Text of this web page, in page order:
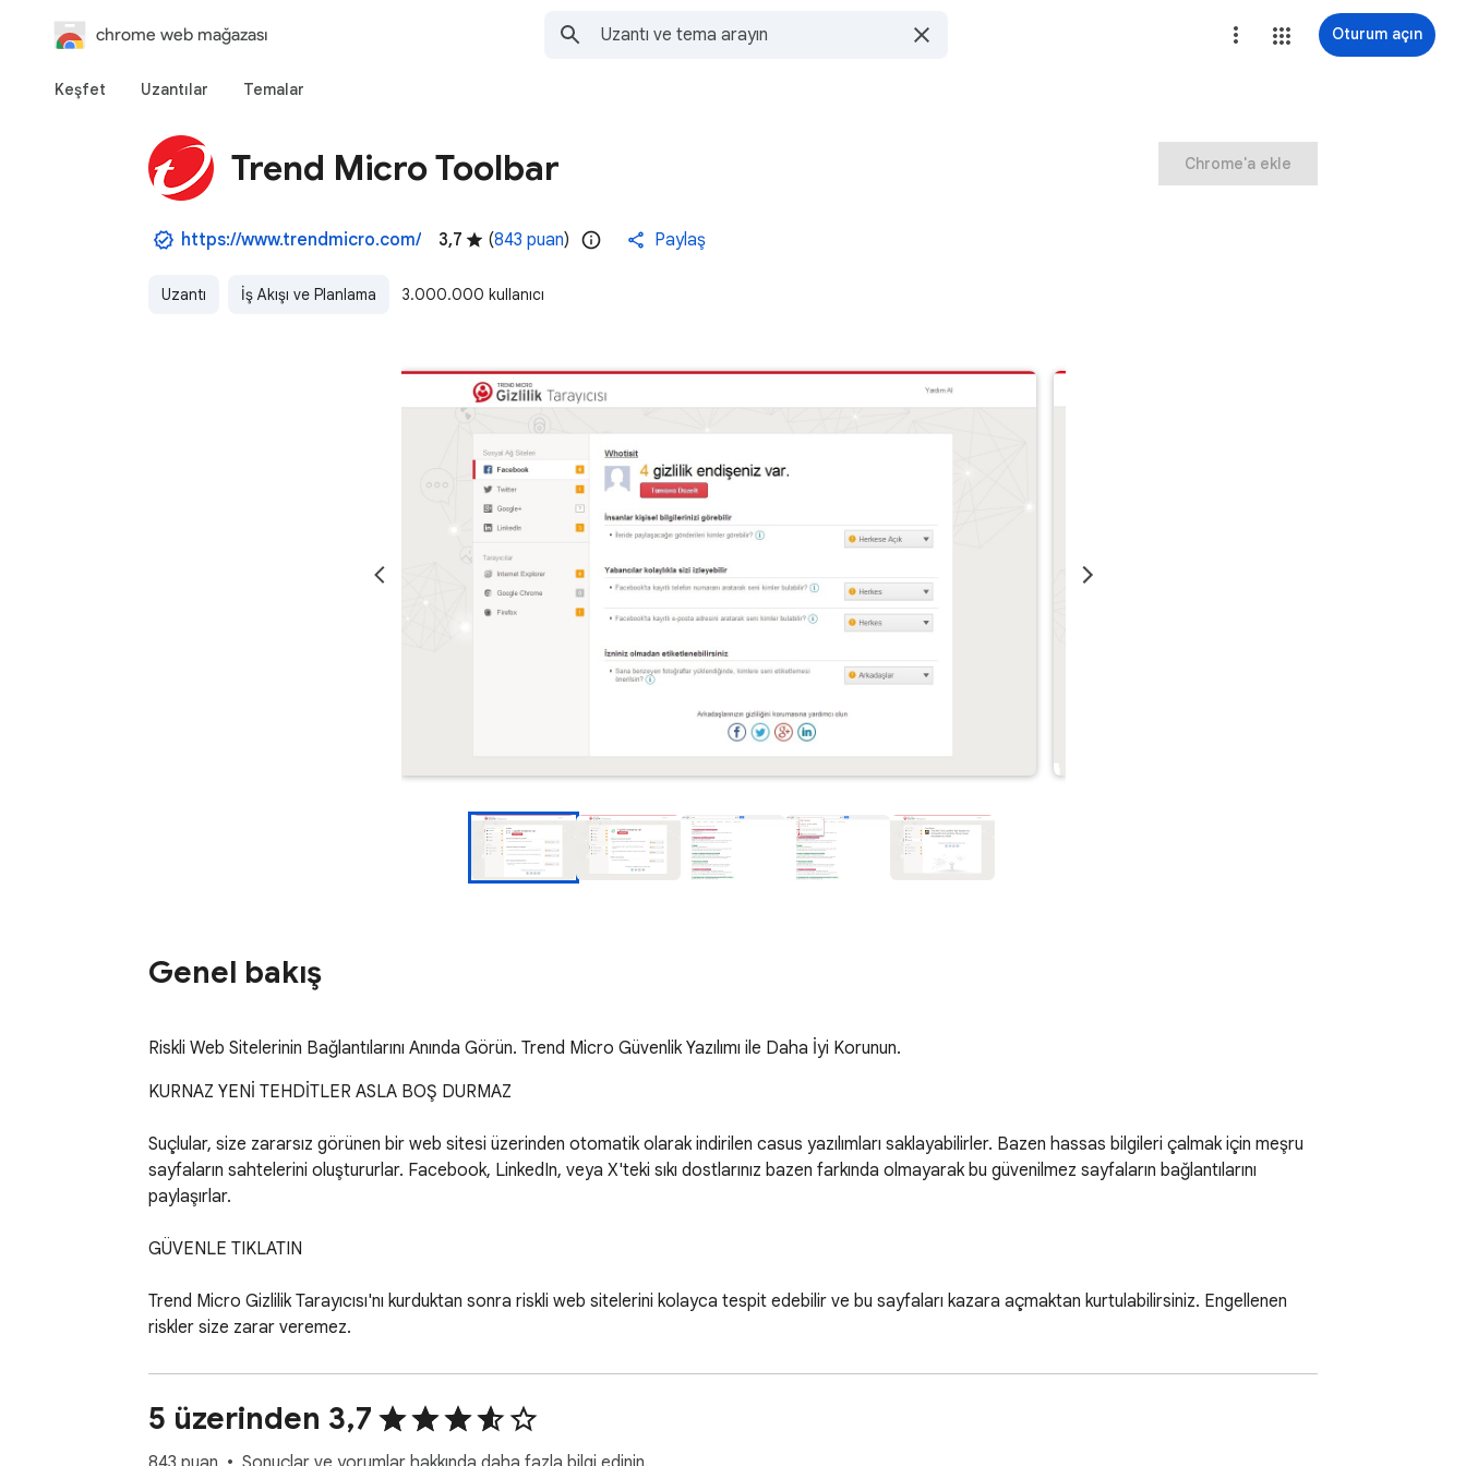
chrome web mağazası Oturum açın
Keşfet Uzantılar Temalar
Trend Micro Toolbar
https://www.trendmicro.com/ 3,7 (843 puan) Paylaş
Uzantı İş Akışı ve Planlama 3.000.000 kullanıcı
Chrome'a ekle
Genel bakış
Riskli Web Sitelerinin Bağlantılarını Anında Görün. Trend Micro Güvenlik Yazılımı ile Daha İyi Korunun.
KURNAZ YENİ TEHDİTLER ASLA BOŞ DURMAZ
Suçlular, size zararsız görünen bir web sitesi üzerinden otomatik olarak indirilen casus yazılımları saklayabilirler. Bazen hassas bilgileri çalmak için meşru
sayfaların sahtelerini oluştururlar. Facebook, LinkedIn, veya X'teki sıkı dostlarınız bazen farkında olmayarak bu güvenilmez sayfaların bağlantılarını
paylaşırlar.
GÜVENLE TIKLATIN
Trend Micro Gizlilik Tarayıcısı'nı kurduktan sonra riskli web sitelerini kolayca tespit edebilir ve bu sayfaları kazara açmaktan kurtulabilirsiniz. Engellenen
riskler size zarar veremez.
NASIL ÇALIŞIR?
Sezgisel renk kodlu güvenlik derecelendirmeleri; Google, Bing, Yahoo ve Baidu gibi popüler arama motorlarından aldıklarını hatasız ve kolay bir şekilde
sonuçlara ekler. Bu derecelendirmeler, hem Microsoft ve Yahoo'dan sağlanan web tabanlı e-posta hizmetleri hem de Gmail'i açtığınızda görünen
5 üzerinden 3,7